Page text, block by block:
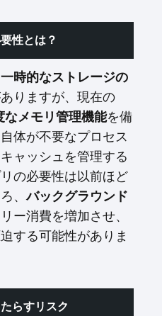
性とは？
一時的なストレージの
りますが、現在の
なメモリ管理機能を備
体が不要なプロセス
ャッシュを管理する
の必要性は以前ほど
、バックグラウンド
ー消費を増加させ、
する可能性がありま
らすリスク